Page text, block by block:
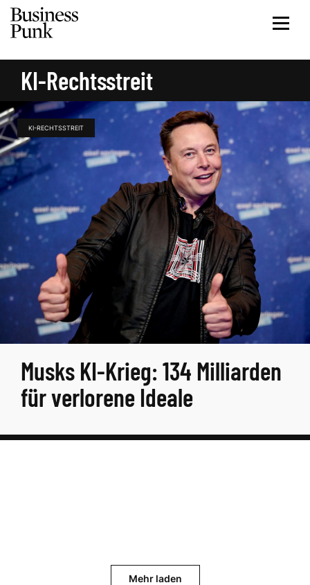
KI-Rechtsstreit
KI-RECHTSSTREIT
Musks KI-Krieg: 134 Milliarden
für verlorene Ideale
Mehr laden